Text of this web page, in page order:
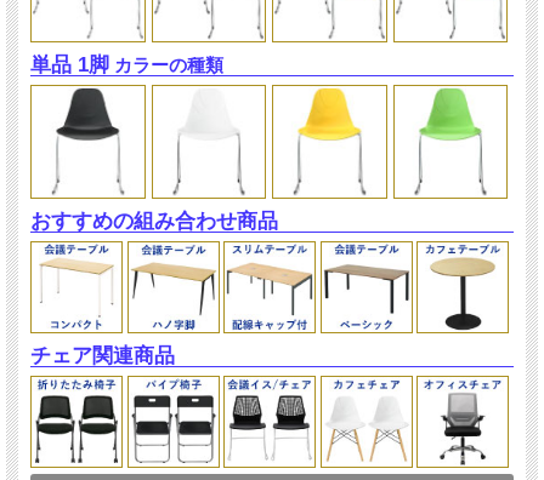
単品 1脚 カラーの種類
おすすめの組み合わせ商品
チェア関連商品